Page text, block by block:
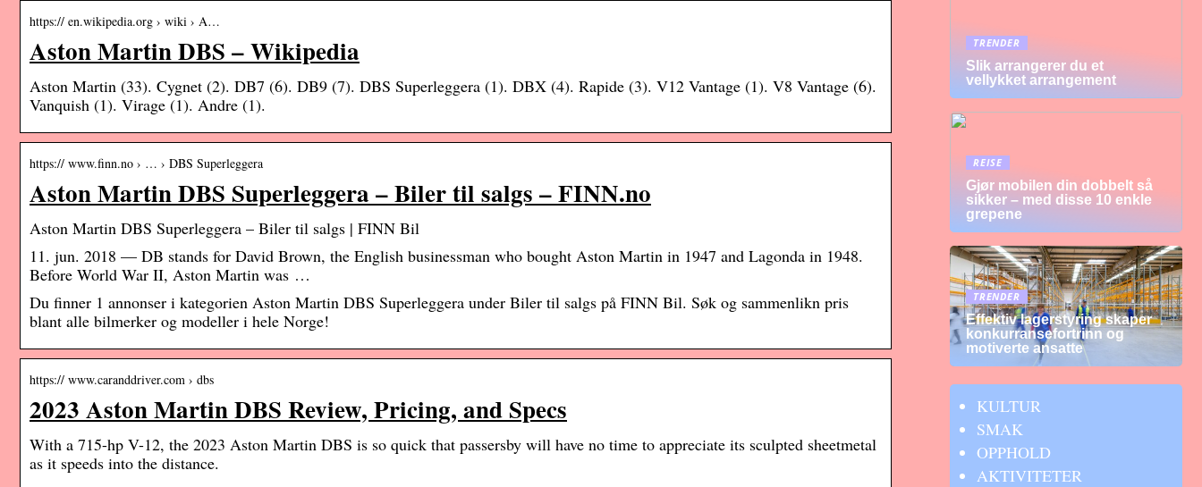
https:// en.wikipedia.org › wiki › A…
Aston Martin DBS – Wikipedia
Aston Martin (33). Cygnet (2). DB7 (6). DB9 (7). DBS Superleggera (1). DBX (4). Rapide (3). V12 Vantage (1). V8 Vantage (6).
Vanquish (1). Virage (1). Andre (1).
https:// www.finn.no › … › DBS Superleggera
Aston Martin DBS Superleggera – Biler til salgs – FINN.no
Aston Martin DBS Superleggera – Biler til salgs | FINN Bil
11. jun. 2018 — DB stands for David Brown, the English businessman who bought Aston Martin in 1947 and Lagonda in 1948.
Before World War II, Aston Martin was …
Du finner 1 annonser i kategorien Aston Martin DBS Superleggera under Biler til salgs på FINN Bil. Søk og sammenlikn pris
blant alle bilmerker og modeller i hele Norge!
https:// www.caranddriver.com › dbs
2023 Aston Martin DBS Review, Pricing, and Specs
With a 715-hp V-12, the 2023 Aston Martin DBS is so quick that passersby will have no time to appreciate its sculpted sheetmetal
as it speeds into the distance.
TRENDER
Slik arrangerer du et
vellykket arrangement
REISE
Gjør mobilen din dobbelt så
sikker – med disse 10 enkle
grepene
TRENDER
Effektiv lagerstyring skaper
konkurransefortrinn og
motiverte ansatte
KULTUR
SMAK
OPPHOLD
AKTIVITETER